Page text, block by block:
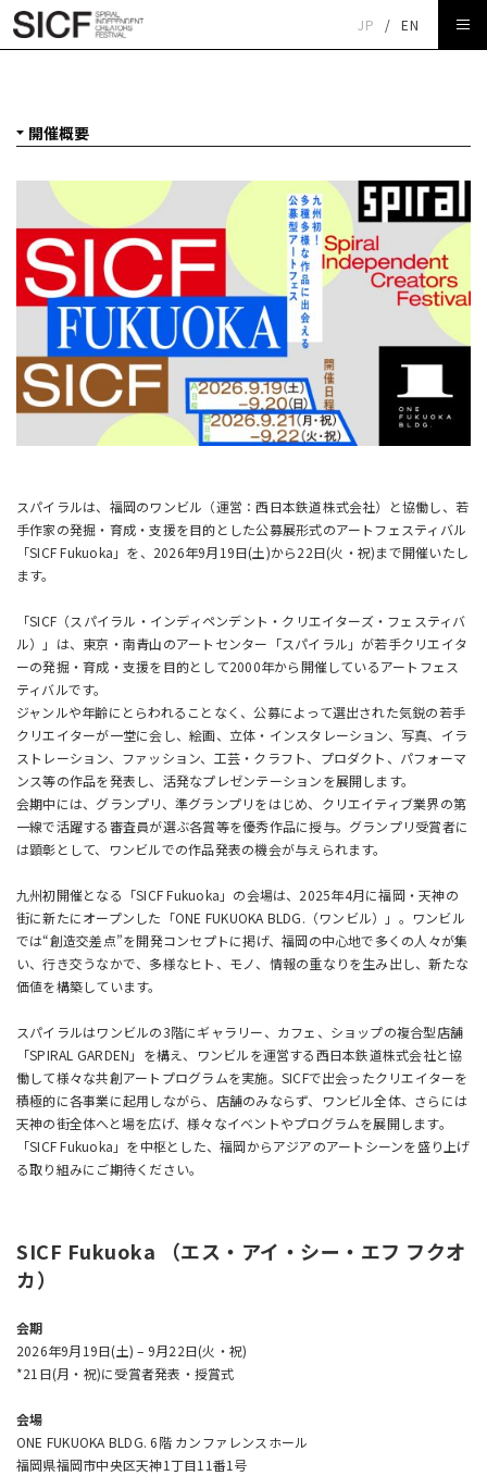
JP / EN
スパイラルは、 福岡のワンビル（運営：西日本鉄道株式会社）と協働し、 若
手作家の発掘・育成・支援を目的とした公募展形式のアートフェスティバル
「SICF Fukuoka」を、2026年9月19日(土)から22日(火・祝)まで開催いたし
ます。
「SICF（スパイラル・インディペンデント・クリエイターズ・フェスティバ
ル）」は、東京・南青山のアートセンター「スパイラル」が若手クリエイタ
ーの発掘・育成・支援を目的として2000年から開催しているアートフェス
ティバルです。
ジャンルや年齢にとらわれることなく、公募によって選出された気鋭の若手
クリエイターが一堂に会し、絵画、立体・インスタレーション、写真、イラ
ストレーション、ファッション、工芸・クラフト、プロダクト、パフォーマ
ンス等の作品を発表し、活発なプレゼンテーションを展開します。
会期中には、グランプリ、準グランプリをはじめ、クリエイティブ業界の第
一線で活躍する審査員が選ぶ各賞等を優秀作品に授与。グランプリ受賞者に
は顕彰として、ワンビルでの作品発表の機会が与えられます。
九州初開催となる「SICF Fukuoka」の会場は、2025年4月に福岡・天神の
街に新たにオープンした「ONE FUKUOKA BLDG.（ワンビル）」。ワンビル
では“創造交差点”を開発コンセプトに掲げ、福岡の中心地で多くの人々が集
い、行き交うなかで、多様なヒト、モノ、情報の重なりを生み出し、新たな
価値を構築しています。
スパイラルはワンビルの3階にギャラリー、カフェ、ショップの複合型店舗
「SPIRAL GARDEN」を構え、ワンビルを運営する西日本鉄道株式会社と協
働して様々な共創アートプログラムを実施。SICFで出会ったクリエイターを
積極的に各事業に起用しながら、店舗のみならず、ワンビル全体、さらには
天神の街全体へと場を広げ、様々なイベントやプログラムを展開します。
「SICF Fukuoka」を中枢とした、福岡からアジアのアートシーンを盛り上げ
る取り組みにご期待ください。
SICF Fukuoka （エス・アイ・シー・エフ フクオ
カ）
会期
2026年9月19日(土) – 9月22日(火・祝)
*21日(月・祝)に受賞者発表・授賞式
会場
ONE FUKUOKA BLDG. 6階 カンファレンスホール
福岡県福岡市中央区天神1丁目11番1号